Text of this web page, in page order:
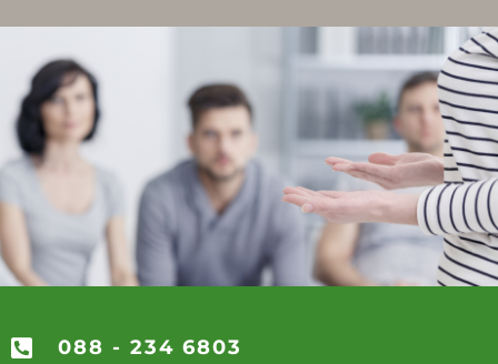
088 - 234 6803